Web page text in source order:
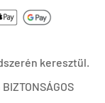
keresztül.